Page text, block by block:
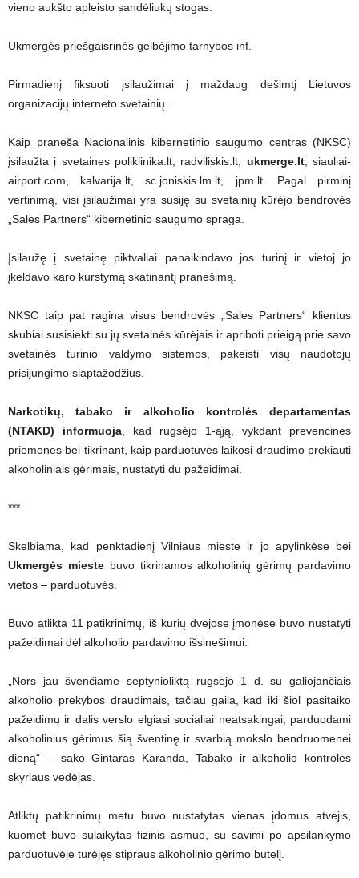
vieno aukšto apleisto sandėliukų stogas.
Ukmergės priešgaisrinės gelbėjimo tarnybos inf.
Pirmadienį fiksuoti įsilaužimai į maždaug dešimtį Lietuvos
organizacijų interneto svetainių.
Kaip praneša Nacionalinis kibernetinio saugumo centras (NKSC)
įsilaužta į svetaines poliklinika.lt, radviliskis.lt, ukmerge.lt, siauliai-
airport.com, kalvarija.lt, sc.joniskis.lm.lt, jpm.lt. Pagal pirminį
vertinimą, visi įsilaužimai yra susiję su svetainių kūrėjo bendrovės
„Sales Partners“ kibernetinio saugumo spraga.
Įsilaužę į svetainę piktvaliai panaikindavo jos turinį ir vietoj jo
įkeldavo karo kurstymą skatinantį pranešimą.
NKSC taip pat ragina visus bendrovės „Sales Partners“ klientus
skubiai susisiekti su jų svetainės kūrėjais ir apriboti prieigą prie savo
svetainės turinio valdymo sistemos, pakeisti visų naudotojų
prisijungimo slaptažodžius.
Narkotikų, tabako ir alkoholio kontrolės departamentas
(NTAKD) informuoja, kad rugsėjo 1-ąją, vykdant prevencines
priemones bei tikrinant, kaip parduotuvės laikosi draudimo prekiauti
alkoholiniais gėrimais, nustatyti du pažeidimai.
***
Skelbiama, kad penktadienį Vilniaus mieste ir jo apylinkėse bei
Ukmergės miestebuvo tikrinamos alkoholinių gėrimų pardavimo
vietos – parduotuvės.
Buvo atlikta 11 patikrinimų, iš kurių dvejose įmonėse buvo nustatyti
pažeidimai dėl alkoholio pardavimo išsinešimui.
„Nors jau švenčiame septynioliktą rugsėjo 1 d. su galiojančiais
alkoholio prekybos draudimais, tačiau gaila, kad iki šiol pasitaiko
pažeidimų ir dalis verslo elgiasi socialiai neatsakingai, parduodami
alkoholinius gėrimus šią šventinę ir svarbią mokslo bendruomenei
dieną“ – sako Gintaras Karanda, Tabako ir alkoholio kontrolės
skyriaus vedėjas.
Atliktų patikrinimų metu buvo nustatytas vienas įdomus atvejis,
kuomet buvo sulaikytas fizinis asmuo, su savimi po apsilankymo
parduotuvėje turėjęs stipraus alkoholinio gėrimo butelį.